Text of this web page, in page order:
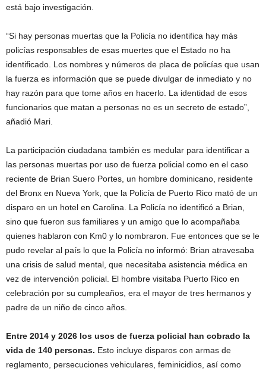
está bajo investigación.
“Si hay personas muertas que la Policía no identifica hay más
policías responsables de esas muertes que el Estado no ha
identificado. Los nombres y números de placa de policías que usan
la fuerza es información que se puede divulgar de inmediato y no
hay razón para que tome años en hacerlo. La identidad de esos
funcionarios que matan a personas no es un secreto de estado”,
añadió Mari.
La participación ciudadana también es medular para identificar a
las personas muertas por uso de fuerza policial como en el caso
reciente de Brian Suero Portes, un hombre dominicano, residente
del Bronx en Nueva York, que la Policía de Puerto Rico mató de un
disparo en un hotel en Carolina. La Policía no identificó a Brian,
sino que fueron sus familiares y un amigo que lo acompañaba
quienes hablaron con Km0 y lo nombraron. Fue entonces que se le
pudo revelar al país lo que la Policía no informó: Brian atravesaba
una crisis de salud mental, que necesitaba asistencia médica en
vez de intervención policial. El hombre visitaba Puerto Rico en
celebración por su cumpleaños, era el mayor de tres hermanos y
padre de un niño de cinco años.
Entre 2014 y 2026 los usos de fuerza policial han cobrado la
vida de 140 personas. Esto incluye disparos con armas de
reglamento, persecuciones vehiculares, feminicidios, así como